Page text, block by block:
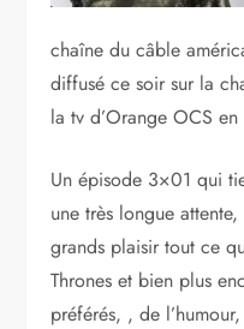
chaîne du câble
diffusé ce soir sur la
la tv d’Orange OCS en
Un épisode 3×01 qui
une très longue
grands plaisir tout ce
Thrones et bien plus
préférés, , de